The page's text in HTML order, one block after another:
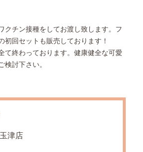
クチン接種をしてお渡し致します。フ
初回セットも販売しております！
て終わっております。健康健全な可愛
検討下さい。
津店